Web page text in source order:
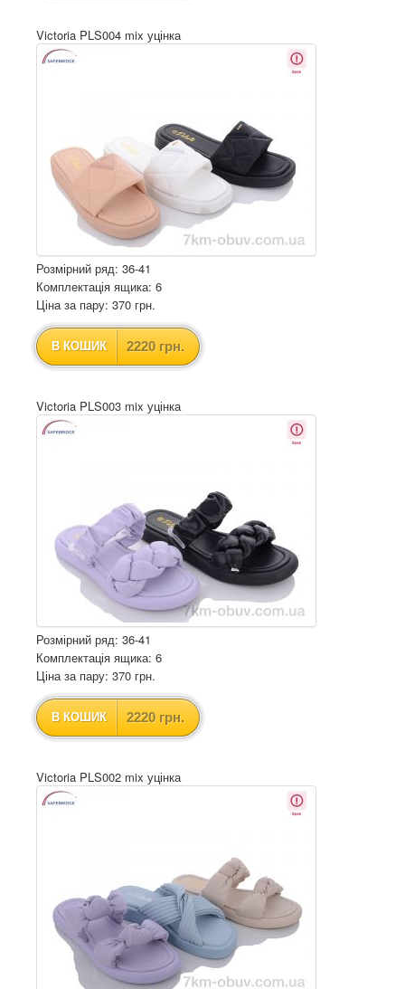
Victoria PLS004 mix уцінка
Розмірний ряд: 36-41
Комплектація ящика: 6
Ціна за пару: 370 грн.
В КОШИК 2220 грн.
Victoria PLS003 mix уцінка
Розмірний ряд: 36-41
Комплектація ящика: 6
Ціна за пару: 370 грн.
В КОШИК 2220 грн.
Victoria PLS002 mix уцінка